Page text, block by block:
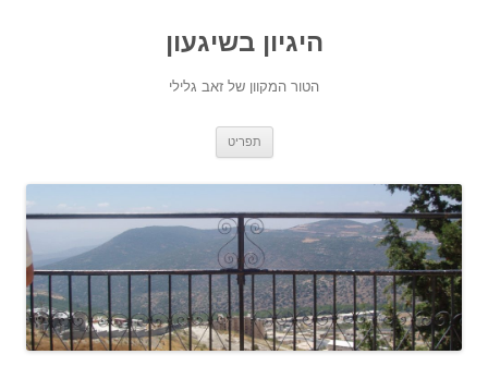
היגיון בשיגעון
הטור המקוון של זאב גלילי
תפריט